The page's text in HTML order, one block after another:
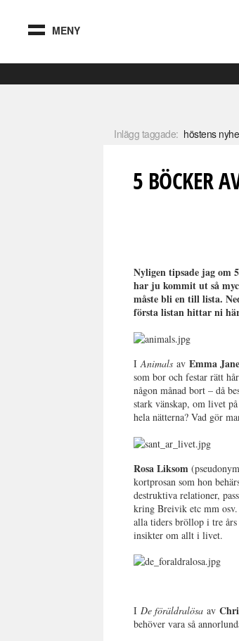
MENY
Inlägg taggade: höstens
5 BÖCKER
Nyligen tipsade jag om
har ju kommit ut så
måste bli en till lista.
första listan hittar ni
IAnimalsavEmma
som bor och festar rätt
någon månad bort – då
stark vänskap, om livet
hela nätterna? Vad gör
Rosa Liksom
kortprosan som hon
destruktiva relationer,
kring Breivik etc mm
alla tiders bröllop i tre
insikter om allt i livet.
IDe föräldralösaav
behöver vara så